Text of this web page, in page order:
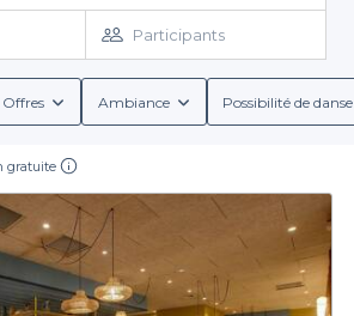
sélection répond à toutes vos envies. Nous
des établissements reconnus pour leur
aussi simples ! Découvrez des pépites,
ou dîner entre amis ou entre
les avis, les capacités d'accueil et les
et sans engagement
à La Valette-du-Var sur Privateaser et
d'un cadre exceptionnel !
Participants
Offres Ambiance Possibilité de
gratuite